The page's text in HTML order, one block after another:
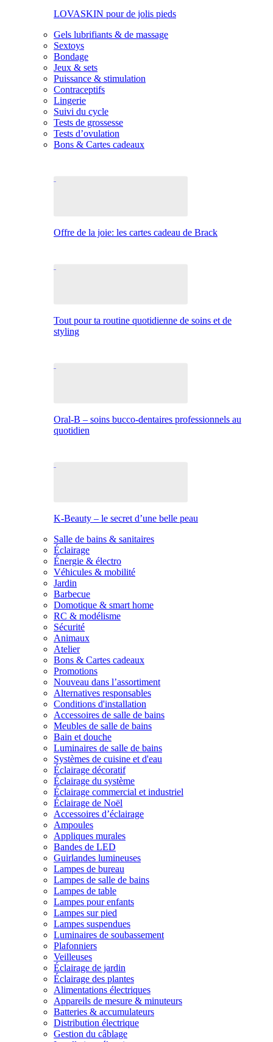
LOVASKIN pour de jolis pieds
Gels lubrifiants & de massage
Sextoys
Bondage
Jeux & sets
Puissance & stimulation
Contraceptifs
Lingerie
Suivi du cycle
Tests de grossesse
Tests d’ovulation
Bons & Cartes cadeaux
Offre de la joie: les cartes cadeau de Brack
Tout pour ta routine quotidienne de soins et de
styling
Oral-B – soins bucco-dentaires professionnels au
quotidien
K-Beauty – le secret d’une belle peau
Salle de bains & sanitaires
Éclairage
Énergie & électro
Véhicules & mobilité
Jardin
Barbecue
Domotique & smart home
RC & modélisme
Sécurité
Animaux
Atelier
Bons & Cartes cadeaux
Promotions
Nouveau dans l’assortiment
Alternatives responsables
Conditions d'installation
Accessoires de salle de bains
Meubles de salle de bains
Bain et douche
Luminaires de salle de bains
Systèmes de cuisine et d'eau
Éclairage décoratif
Éclairage du système
Éclairage commercial et industriel
Éclairage de Noël
Accessoires d’éclairage
Ampoules
Appliques murales
Bandes de LED
Guirlandes lumineuses
Lampes de bureau
Lampes de salle de bains
Lampes de table
Lampes pour enfants
Lampes sur pied
Lampes suspendues
Luminaires de soubassement
Plafonniers
Veilleuses
Éclairage de jardin
Éclairage des plantes
Alimentations électriques
Appareils de mesure & minuteurs
Batteries & accumulateurs
Distribution électrique
Gestion du câblage